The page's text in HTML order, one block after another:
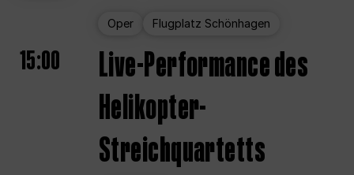
Oper Flugplatz Schönhagen
15:00
Live-Performance des
Helikopter-
Streichquartetts